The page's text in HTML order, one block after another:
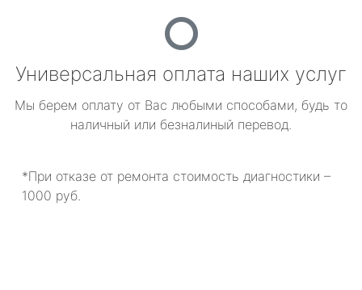
Универсальная оплата наших услуг
Мы берем оплату от Вас любыми способами, будь то
наличный или безналиный перевод.
*При отказе от ремонта стоимость диагностики –
1000 руб.